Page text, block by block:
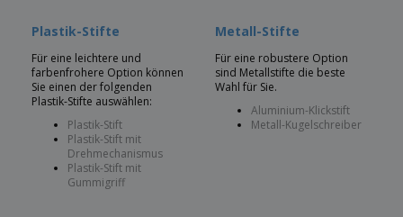
Plastik-Stifte
Für eine leichtere und
farbenfrohere Option können
Sie einen der folgenden
Plastik-Stifte auswählen:
Plastik-Stift
Plastik-Stift mit
Drehmechanismus
Plastik-Stift mit
Gummigriff
Metall-Stifte
Für eine robustere Option
sind Metallstifte die beste
Wahl für Sie.
Aluminium-Klickstift
Metall-Kugelschreiber